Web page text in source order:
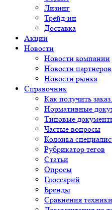
Лизинг
Трейд-ин
Доставка
Акции
Новости
Новости компании
Новости партнеров
Новости рынка
Справочник
Как получить
Нормативные
Типовые
Частые вопросы
Колонка
Рубрикатор тегов
Статьи
Опросы
Глоссарий
Бренды
Сравнения техники